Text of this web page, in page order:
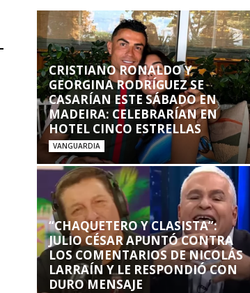
CRISTIANO RONALDO Y
GEORGINA RODRÍGUEZ SE
CASARÍAN ESTE SÁBADO EN
MADEIRA: CELEBRARÍAN EN
HOTEL CINCO ESTRELLAS
VANGUARDIA
“CHAQUETERO Y CLASISTA”:
JULIO CÉSAR APUNTÓ CONTRA
LOS COMENTARIOS DE NICOLÁS
LARRAÍN Y LE RESPONDIÓ CON
DURO MENSAJE